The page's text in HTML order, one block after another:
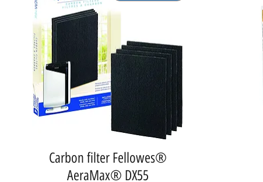
Carbon filter Fellowes®
AeraMax® DX55